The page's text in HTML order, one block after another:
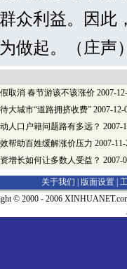
众利益。因此
做起。（庄声
取消 春节游该不该涨价 2007-
大城市“道路拥挤收费” 2007-12-
人口户籍问题路有多远？ 2007-
帮助百姓缓解涨价压力 2007-11-
增长如何让多数人受益？ 2007-
关于我们 | 版面设置
© 2000 - 2006